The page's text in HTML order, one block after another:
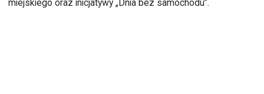
miejskiego oraz inicjatywy „Dnia bez samochodu”.